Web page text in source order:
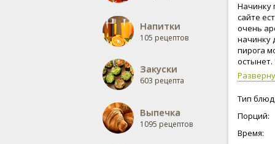
Напитки
105 рецептов
Закуски
603 рецепта
Выпечка
1095 рецептов
Начинку
сайте
очень
начинку
пирога
остынет.
Тип
Порций:
Время: